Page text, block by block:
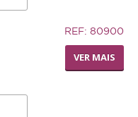
REF: 80900
VER MAIS